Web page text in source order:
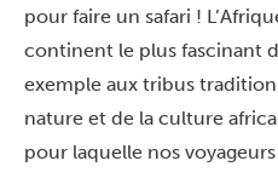
pour faire un safari !
continent le plus fascinant
exemple aux tribus
nature et de la culture
pour laquelle nos